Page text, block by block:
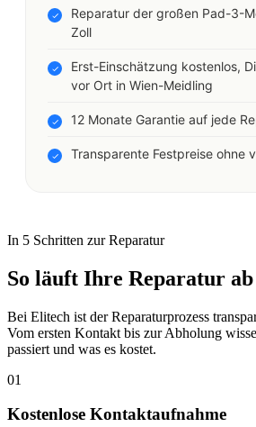
Reparatur der großen Pad-3-
Zoll
Erst-Einschätzung kostenlos,
vor Ort in Wien-Meidling
12 Monate Garantie auf jede
Transparente Festpreise ohne
In 5 Schritten zur Reparatur
So läuft Ihre Reparatur ab
Bei Elitech ist der Reparaturprozess
Vom ersten Kontakt bis zur Abholung
passiert und was es kostet.
01
Kostenlose Kontaktaufnahme